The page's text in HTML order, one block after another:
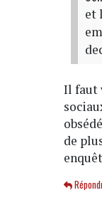
et
Il faut
de